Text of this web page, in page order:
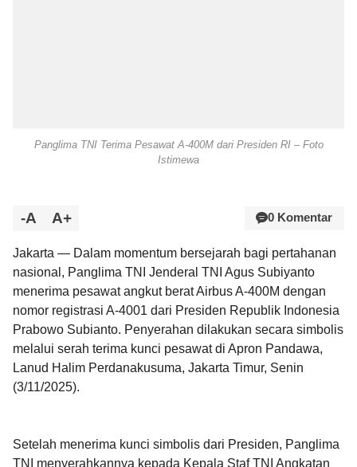
Panglima TNI Terima Pesawat A-400M dari Presiden RI – Foto
Istimewa
-A A+ 0 Komentar
Jakarta — Dalam momentum bersejarah bagi pertahanan
nasional, Panglima TNI Jenderal TNI Agus Subiyanto
menerima pesawat angkut berat Airbus A-400M dengan
nomor registrasi A-4001 dari Presiden Republik Indonesia
Prabowo Subianto. Penyerahan dilakukan secara simbolis
melalui serah terima kunci pesawat di Apron Pandawa,
Lanud Halim Perdanakusuma, Jakarta Timur, Senin
(3/11/2025).
Setelah menerima kunci simbolis dari Presiden, Panglima
TNI menyerahkannya kepada Kepala Staf TNI Angkatan